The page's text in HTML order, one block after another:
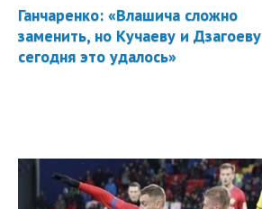
Ганчаренко: «Влашича сложно
заменить, но Кучаеву и Дзагоеву
сегодня это удалось»